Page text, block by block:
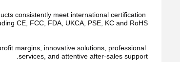
consistently meet international certification
CE, FCC, FDA, UKCA, PSE, KC and RoHS.
margins, innovative solutions, professional
services, and attentive after-sales support.